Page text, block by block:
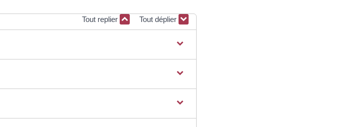
Tout replier Tout déplier